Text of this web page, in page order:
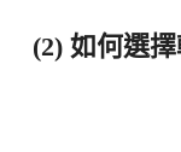
(2) 如何選